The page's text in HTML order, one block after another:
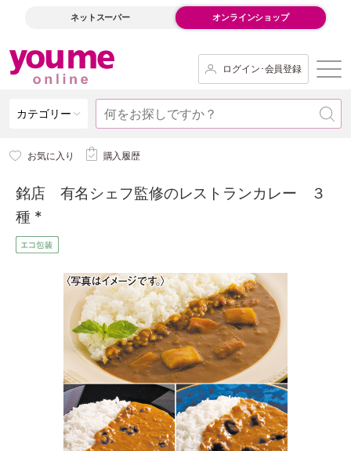
ネットスーパー オンラインショップ
ログイン･会員登録
カテゴリー
お気に入り 購入履歴
銘店 有名シェフ監修のレストランカレー ３
種 *